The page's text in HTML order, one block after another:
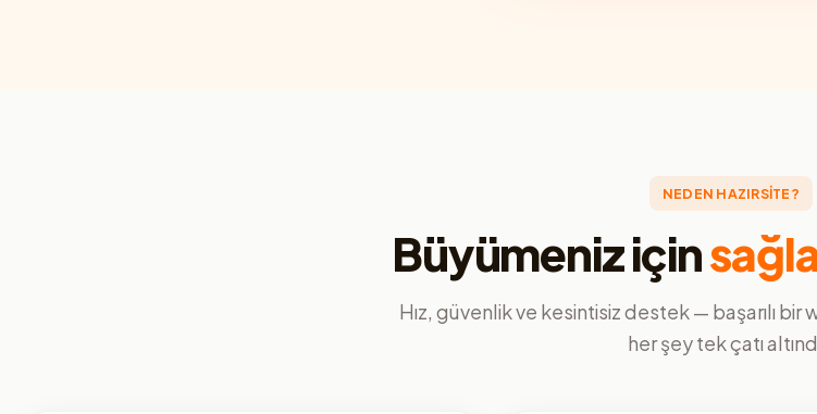
NEDEN HAZIRSİTE?
Büyümeniz için
Hız, güvenlik ve kesintisiz destek — başarılı bir
her şey tek çatı